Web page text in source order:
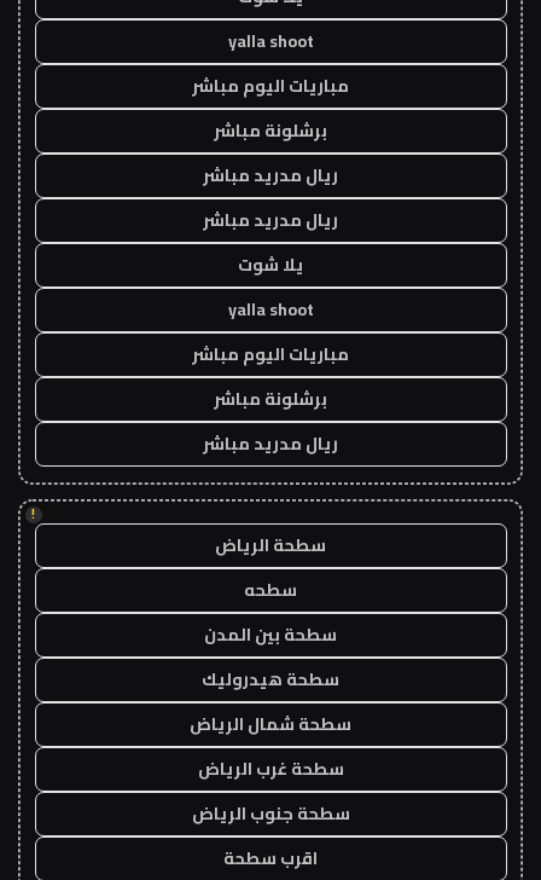
yalla shoot
مباريات اليوم مباشر
برشلونة مباشر
ريال مدريد مباشر
ريال مدريد مباشر
يلا شوت
yalla shoot
مباريات اليوم مباشر
برشلونة مباشر
ريال مدريد مباشر
!
سطحة الرياض
سطحه
سطحة بين المدن
سطحة هيدروليك
سطحة شمال الرياض
سطحة غرب الرياض
سطحة جنوب الرياض
اقرب سطحة